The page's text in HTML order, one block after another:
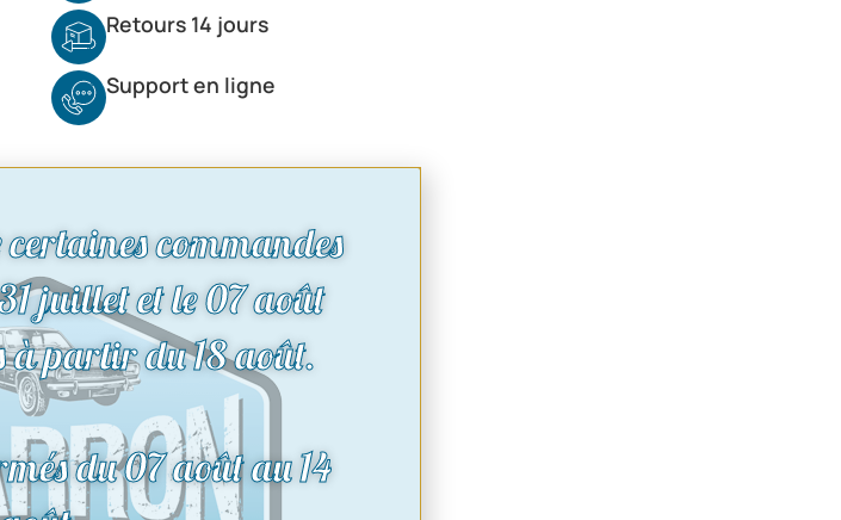
Retours 14 jours
Support en ligne
commandes
juillet et le 07 août
à partir du 18 août.
du 07 août au 14